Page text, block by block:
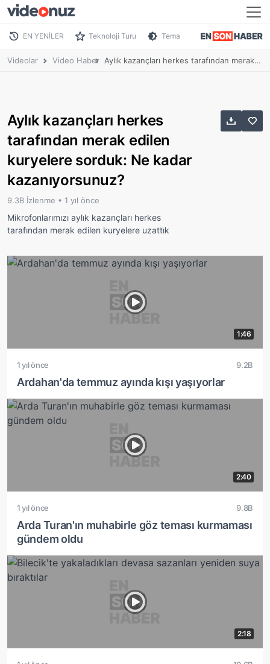
EN YENİLER Teknoloji Turu Tema
Videolar Video Haber Aylık kazançları herkes tarafından merak edilen kuryelere sorduk: Ne kadar kazanıyorsunuz?
Aylık kazançları herkes
tarafından merak edilen
kuryelere sorduk: Ne kadar
kazanıyorsunuz?
9.3B İzlenme • 1 yıl önce
Mikrofonlarımızı aylık kazançları herkes
tarafından merak edilen kuryelere uzattık
1:46
1 yıl önce 9.2B
Ardahan'da temmuz ayında kışı yaşıyorlar
2:40
1 yıl önce 9.8B
Arda Turan'ın muhabirle göz teması kurmaması
gündem oldu
2:18